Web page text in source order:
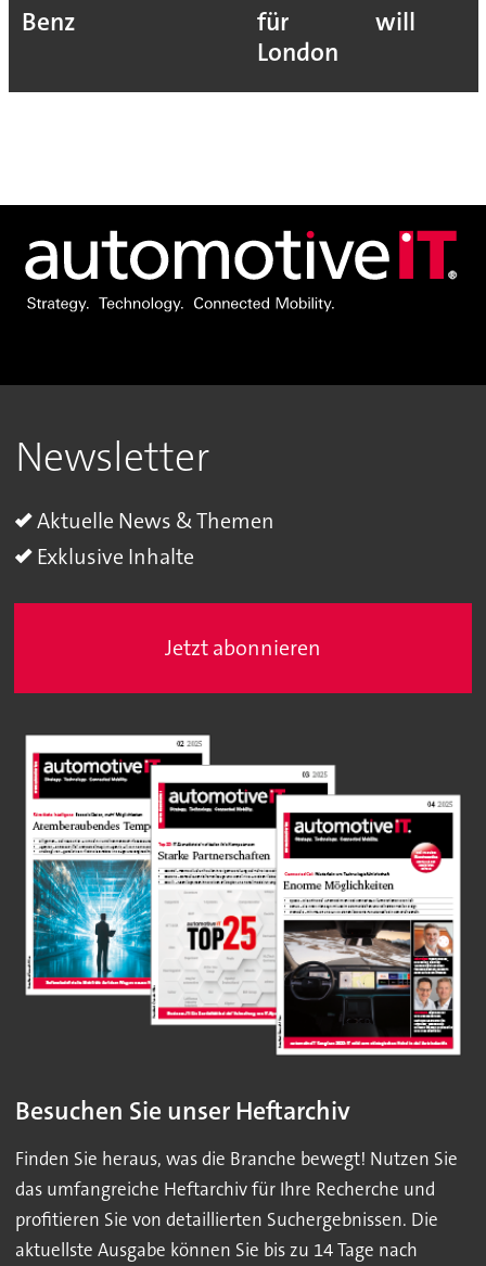
Benz
für
London
will
Newsletter
Aktuelle News & Themen
Exklusive Inhalte
Jetzt abonnieren
Besuchen Sie unser Heftarchiv
Finden Sie heraus, was die Branche bewegt! Nutzen Sie
das umfangreiche Heftarchiv für Ihre Recherche und
profitieren Sie von detaillierten Suchergebnissen. Die
aktuellste Ausgabe können Sie bis zu 14 Tage nach